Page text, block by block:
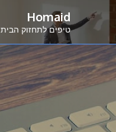
Homaid
טיפים לתחזוק הבית